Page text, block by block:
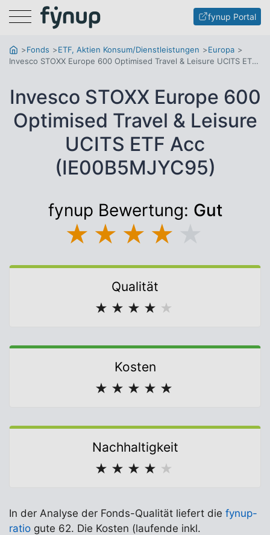
Menu fynup Portal
Fonds ETF, Aktien Konsum/Dienstleistungen
Europa
Invesco STOXX Europe 600 Optimised Travel & Leisure UCITS ETF Acc
Invesco STOXX Europe 600
Optimised Travel & Leisure
UCITS ETF Acc
(IE00B5MJYC95)
fynup Bewertung: Gut
★ ★ ★ ★
Qualität
★ ★ ★ ★ ★
Kosten
★ ★ ★ ★ ★
Nachhaltigkeit
★ ★ ★ ★ ★
In der Analyse der Fonds-Qualität liefert die fynup-
ratio gute 62. Die Kosten (laufende inkl.